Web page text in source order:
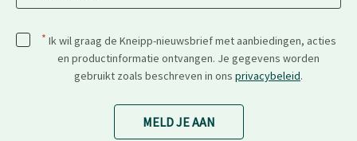
* Ik wil graag de Kneipp-nieuwsbrief met aanbiedingen, acties
en productinformatie ontvangen. Je gegevens worden
gebruikt zoals beschreven in ons privacybeleid.
MELD JE AAN